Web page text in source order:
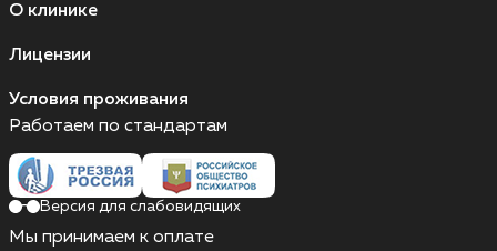
О клинике
Лицензии
Условия проживания
Работаем по стандартам
Версия для слабовидящих
Мы принимаем к оплате